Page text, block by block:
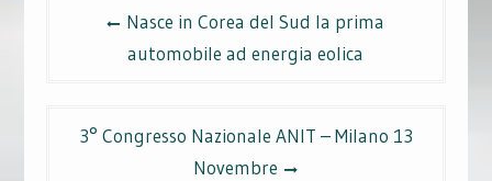
Nasce in Corea del Sud la prima
automobile ad energia eolica
3° Congresso Nazionale ANIT – Milano 13
Novembre